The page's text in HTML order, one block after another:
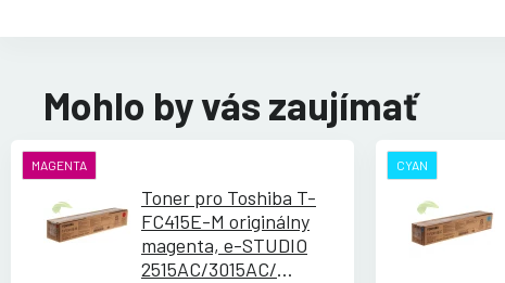
Mohlo by vás zaujímať
MAGENTA
Toner pro Toshiba T-
FC415E-M originálny
magenta, e-STUDIO
2515AC/3015AC/
CYAN